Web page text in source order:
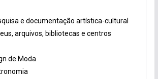
e documentação artística-cultural
arquivos, bibliotecas e centros
de Moda